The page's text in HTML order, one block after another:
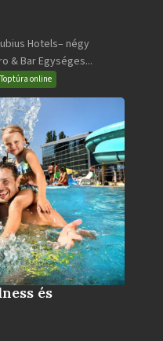
Hotels– négy
& Bar Egységes...
Toptúra online
és